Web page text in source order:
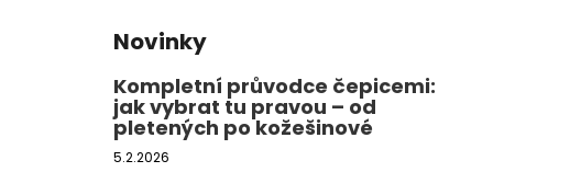
Novinky
Kompletní průvodce čepicemi:
jak vybrat tu pravou – od
pletených po kožešinové
5.2.2026